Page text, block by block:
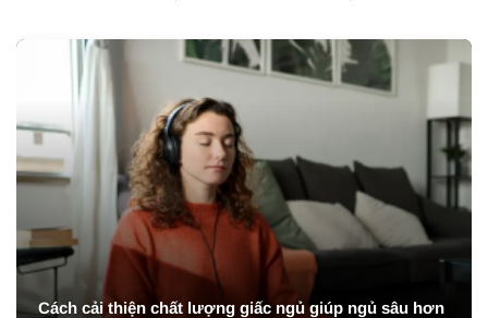
Cách cải thiện chất lượng giấc ngủ giúp ngủ sâu hơn